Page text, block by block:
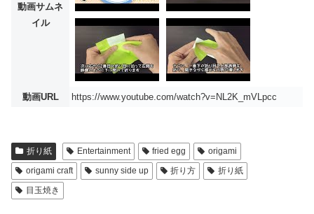
動画サムネ
イル
動画URL https://www.youtube.com/watch?v=NL2K_mVLpcc
折り紙 Entertainment fried egg
origami
origami craft
sunny side up 折り方
折り紙
目玉焼き